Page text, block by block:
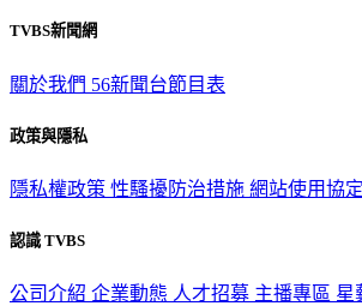
TVBS新聞網
關於我們 56新聞台節目表
政策與隱私
隱私權政策 性騷擾防治措施 網站使用協定
認識 TVBS
公司介紹 企業動態 人才招募 主播專區 星